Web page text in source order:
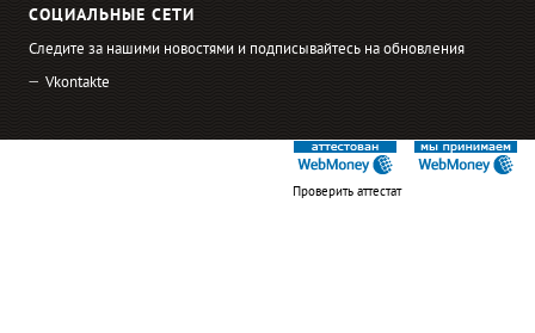
СОЦИАЛЬНЫЕ СЕТИ
Следите за нашими новостями и подписывайтесь на обновления
Vkontakte
Проверить аттестат